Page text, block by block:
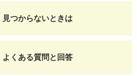
見つからないときは
よくある質問と回答